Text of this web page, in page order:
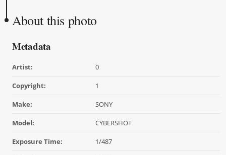
About this photo
Metadata
Artist: 0
Copyright: 1
Make: SONY
Model: CYBERSHOT
Exposure Time: 1/487